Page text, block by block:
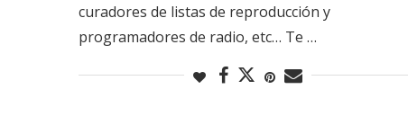
curadores de listas de reproducción y
programadores de radio, etc… Te …